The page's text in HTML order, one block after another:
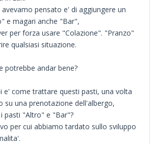
pensato e' di aggiungere un
e magari anche "Bar",
per forza usare "Colazione". "Pranzo"
qualsiasi situazione.
potrebbe andar bene?
e' come trattare questi pasti, una volta
su una prenotazione dell'albergo,
pasti "Altro" e "Bar"?
per cui abbiamo tardato sullo sviluppo